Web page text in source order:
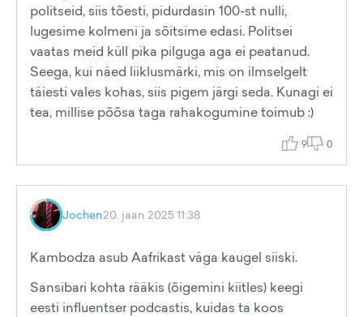
politseid, siis tõesti, pidurdasin 100-st nulli,
lugesime kolmeni ja sõitsime edasi. Politsei
vaatas meid küll pika pilguga aga ei peatanud.
Seega, kui näed liiklusmärki, mis on ilmselgelt
täiesti vales kohas, siis pigem järgi seda. Kunagi ei
tea, millise põõsa taga rahakogumine toimub :)
9 0
Jochen20. jaan 2025 11:38
Kambodza asub Aafrikast väga kaugel siiski.
Sansibari kohta rääkis (õigemini kiitles) keegi
eesti influentser podcastis, kuidas ta koos